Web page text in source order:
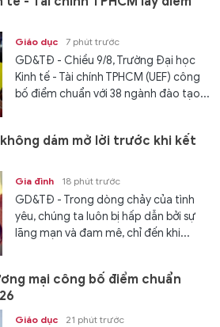
Giáo dục 7 phút trước
GD&TĐ - Chiều 9/8, Trường Đại học
Kinh tế - Tài chính TPHCM (UEF) công
bố điểm chuẩn với 38 ngành đào tạo...
dám mở lời trước khi kết
Gia đình 18 phút trước
GD&TĐ - Trong dòng chảy của tình
yêu, chúng ta luôn bị hấp dẫn bởi sự
lãng mạn và đam mê, chỉ đến khi...
mại công bố điểm chuẩn
Giáo dục 21 phút trước